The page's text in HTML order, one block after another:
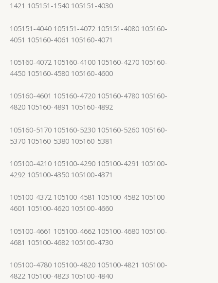
1421 105151-1540 105151-4030
105151-4040 105151-4072 105151-4080 105160-
4051 105160-4061 105160-4071
105160-4072 105160-4100 105160-4270 105160-
4450 105160-4580 105160-4600
105160-4601 105160-4720 105160-4780 105160-
4820 105160-4891 105160-4892
105160-5170 105160-5230 105160-5260 105160-
5370 105160-5380 105160-5381
105100-4210 105100-4290 105100-4291 105100-
4292 105100-4350 105100-4371
105100-4372 105100-4581 105100-4582 105100-
4601 105100-4620 105100-4660
105100-4661 105100-4662 105100-4680 105100-
4681 105100-4682 105100-4730
105100-4780 105100-4820 105100-4821 105100-
4822 105100-4823 105100-4840